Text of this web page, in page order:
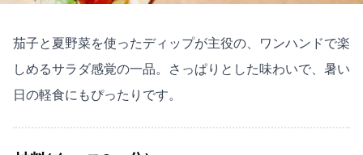
茄子と夏野菜を使ったディップが主役の、ワンハンドで楽
しめるサラダ感覚の一品。さっぱりとした味わいで、暑い
日の軽食にもぴったりです。